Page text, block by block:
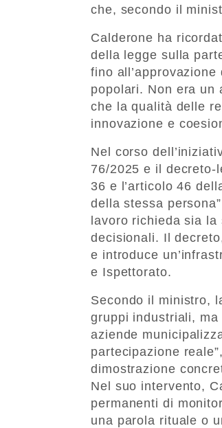
che, secondo il
Calderone ha
della legge sulla
fino
popolari. Non era un
che la qualità delle
innovazione e
Nel corso
76/2025 e il decreto-
36 e l’articolo 46
della stessa
lavoro richieda sia la
decisionali. Il
e introduce
e Ispettorato.
Secondo il ministro,
gruppi industriali,
aziende
partecipazione
dimostrazione
Nel suo intervento,
permanenti di
una parola rituale o